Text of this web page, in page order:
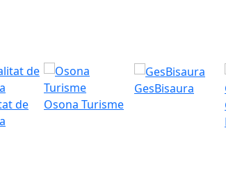
de
Osona Turisme
GesBisaura